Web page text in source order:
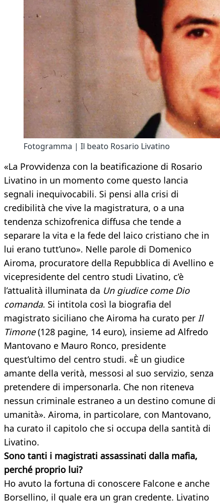
Fotogramma | Il beato Rosario Livatino
«La Provvidenza con la beatificazione di Rosario
Livatino in un momento come questo lancia
segnali inequivocabili. Si pensi alla crisi di
credibilità che vive la magistratura, o a una
tendenza schizofrenica diffusa che tende a
separare la vita e la fede del laico cristiano che in
lui erano tutt’uno». Nelle parole di Domenico
Airoma, procuratore della Repubblica di Avellino e
vicepresidente del centro studi Livatino, c’è
l’attualità illuminata da Un giudice come Dio
comanda. Si intitola così la biografia del
magistrato siciliano che Airoma ha curato per Il
Timone(128 pagine, 14 euro), insieme ad Alfredo
Mantovano e Mauro Ronco, presidente
quest’ultimo del centro studi. «È un giudice
amante della verità, messosi al suo servizio, senza
pretendere di impersonarla. Che non riteneva
nessun criminale estraneo a un destino comune di
umanità». Airoma, in particolare, con Mantovano,
ha curato il capitolo che si occupa della santità di
Livatino.
Sono tanti i magistrati assassinati dalla mafia,
perché proprio lui?
Ho avuto la fortuna di conoscere Falcone e anche
Borsellino, il quale era un gran credente. Livatino